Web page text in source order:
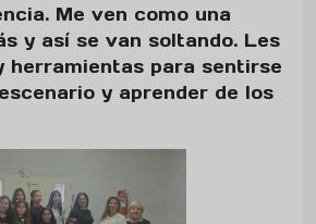
Me ven como una
y así se van soltando. Les
herramientas para sentirse
y aprender de los